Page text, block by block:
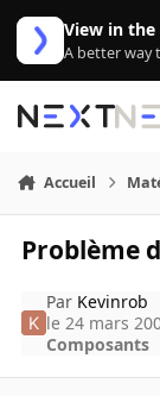
Aller au contenu
View in the
A better way
Accueil
Problème
Par Kevinrob
le 24 mars
Composants